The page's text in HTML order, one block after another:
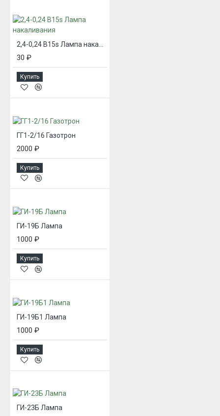
30 ₽
Купить
ГГ1-2/16 Газотрон
2000 ₽
Купить
ГИ-19Б Лампа
1000 ₽
Купить
ГИ-19Б1 Лампа
1000 ₽
Купить
ГИ-23Б Лампа